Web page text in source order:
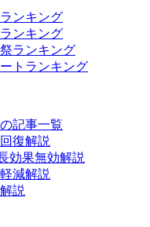
ンキング
ンキング
ランキング
トランキング
記事一覧
復解説
効果無効解説
減解説
説